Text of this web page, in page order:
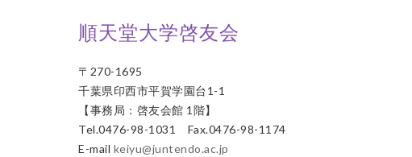
順天堂大学啓友会
〒270-1695
千葉県印西市平賀学園台1-1
【事務局：啓友会館 1階】
Tel.0476-98-1031 Fax.0476-98-1174
E-mail keiyu@juntendo.ac.jp